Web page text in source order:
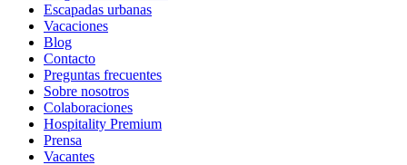
Escapadas urbanas
Vacaciones
Blog
Contacto
Preguntas frecuentes
Sobre nosotros
Colaboraciones
Hospitality Premium
Prensa
Vacantes